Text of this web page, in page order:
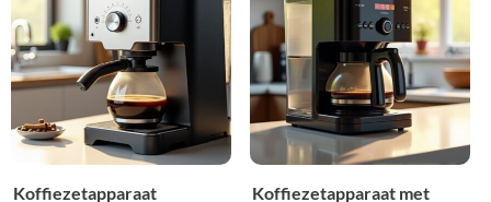
Koffiezetapparaat Koffiezetapparaat met